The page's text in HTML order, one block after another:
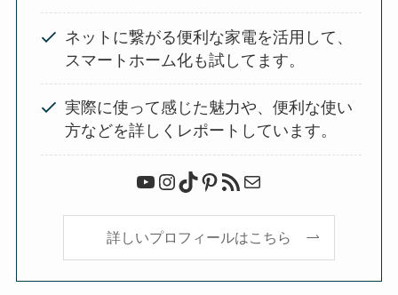
ネットに繋がる便利な家電を活用して、
スマートホーム化も試してます。
実際に使って感じた魅力や、便利な使い
方などを詳しくレポートしています。
YouTube Instagram TikTok Pinterest RSS フィードメール
詳しいプロフィールはこちら